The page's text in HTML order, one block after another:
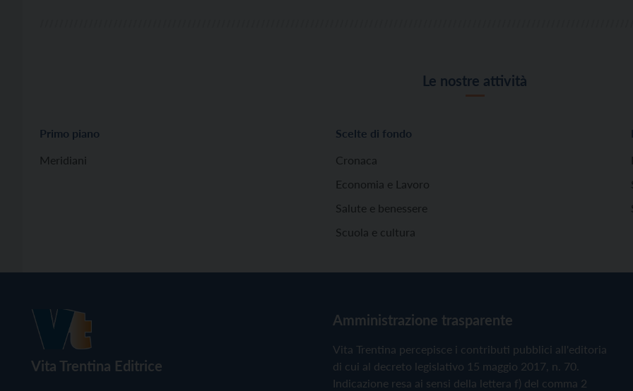
Le nostre attività
Primo piano
Meridiani
Scelte di fondo
Cronaca
Economia e Lavoro
Salute e benessere
Scuola e cultura
Vita Trentina Editrice
Amministrazione trasparente
Vita Trentina percepisce i contributi pubblici all'editoria
di cui al decreto legislativo 15 maggio 2017, n. 70.
Indicazione resa ai sensi della lettera f) del comma 2